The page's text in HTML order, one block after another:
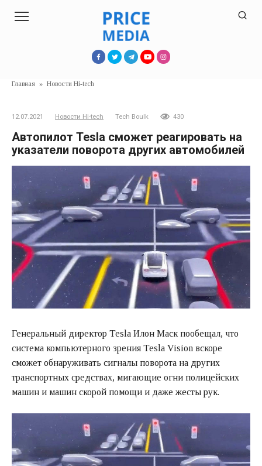
Главная » Новости Hi-tech
12.07.2021 Новости Hi-tech Tech Boulk 430
Автопилот Tesla сможет реагировать на
указатели поворота других автомобилей
Генеральный директор Tesla Илон Маск пообещал, что
система компьютерного зрения Tesla Vision вскоре
сможет обнаруживать сигналы поворота на других
транспортных средствах, мигающие огни полицейских
машин и машин скорой помощи и даже жесты рук.